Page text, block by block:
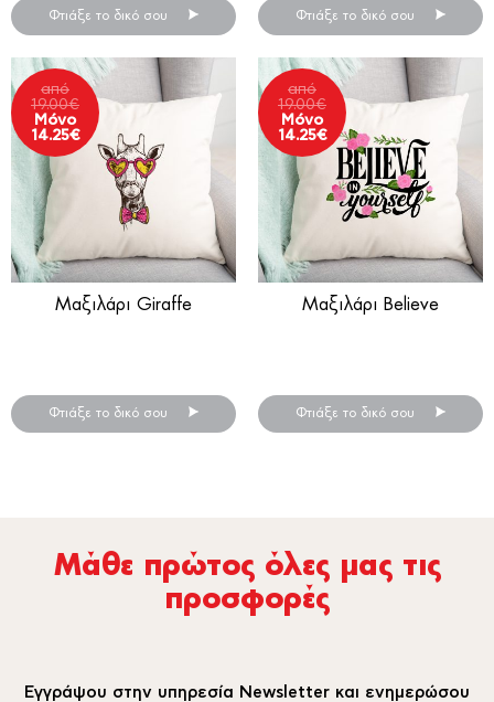
Φτιάξε το δικό σου Φτιάξε το δικό σου
Μαξιλάρι Giraffe
από
19.00€
Μόνο
14.25€
Φτιάξε το δικό σου
Μαξιλάρι Believe
από
19.00€
Μόνο
14.25€
Φτιάξε το δικό σου
Μάθε πρώτος όλες µας τις
προσφορές
Εγγράψου στην υπηρεσία Newsletter και ενημερώσου